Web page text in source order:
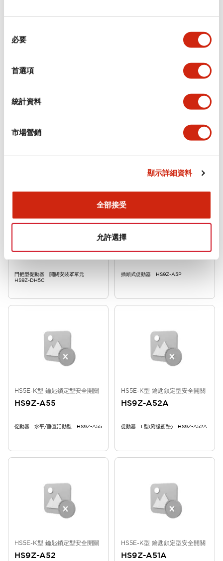
必要
首選項
統計資料
市場營銷
顯示詳細資料
全部接受
允許選擇
HS9Z-DH5RH
HS9Z-DH5RH
HS5E-K型 鑰匙鎖定型安全開關
HS9Z-DH5C
門把型促動器 開關安裝罩單元
HS9Z-DH5C
HS5E-K型 鑰匙鎖定型安全開關
HS9Z-A5P
插頭式促動器 HS9Z-A5P
HS5E-K型 鑰匙鎖定型安全開關
HS9Z-A55
促動器 水平/垂直活動型 HS9Z-A55
HS5E-K型 鑰匙鎖定型安全開關
HS9Z-A52A
促動器 L型(附緩衝墊) HS9Z-A52A
HS5E-K型 鑰匙鎖定型安全開關
HS9Z-A52
HS5E-K型 鑰匙鎖定型安全開關
HS9Z-A51A